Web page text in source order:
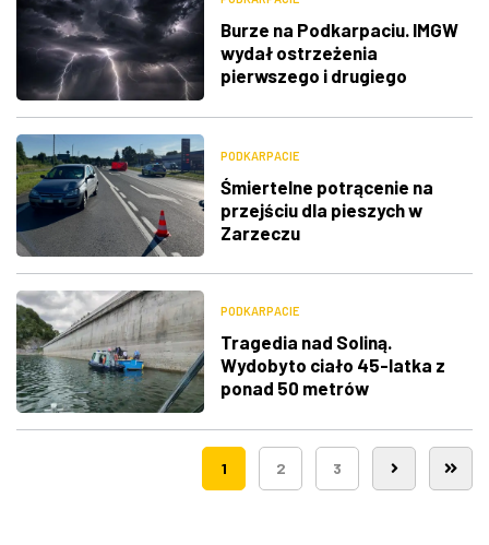
Burze na Podkarpaciu. IMGW
wydał ostrzeżenia
pierwszego i drugiego
PODKARPACIE
Śmiertelne potrącenie na
przejściu dla pieszych w
Zarzeczu
PODKARPACIE
Tragedia nad Soliną.
Wydobyto ciało 45-latka z
ponad 50 metrów
1 2 3